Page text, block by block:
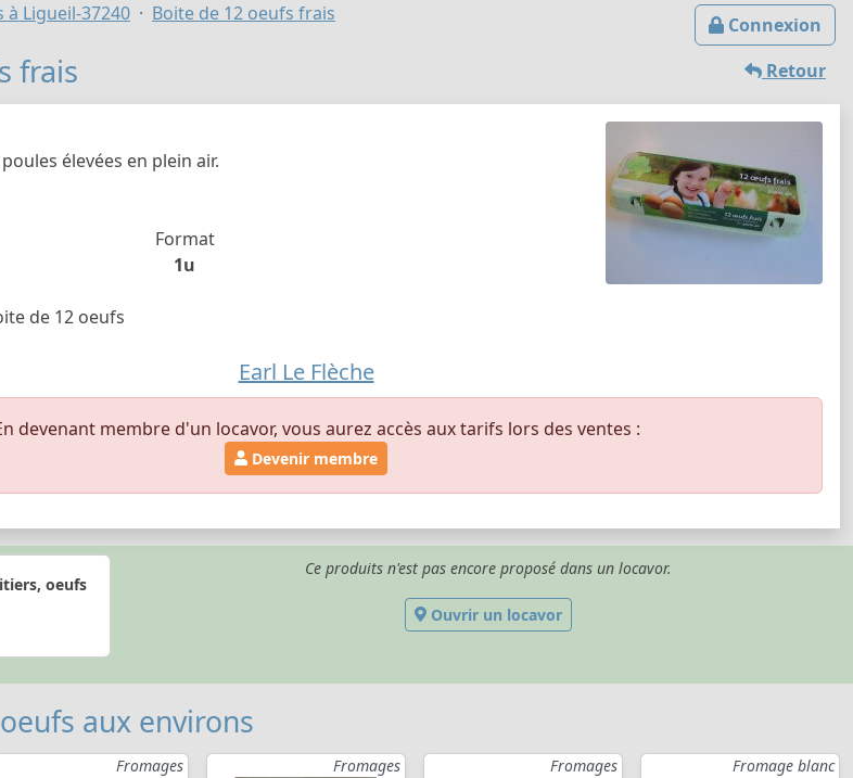
Connexion
Ligueil-37240 Boite de 12 oeufs frais
Retour
frais
élevées en plein air.
Format
1u
de 12 oeufs
Earl Le Flèche
devenant membre d'un locavor, vous aurez accès aux tarifs lors des ventes :
Devenir membre
oeufs
Ce produits n'est pas encore proposé dans un locavor.
Ouvrir un locavor
aux environs
Fromages Fromages Fromages Fromage blanc